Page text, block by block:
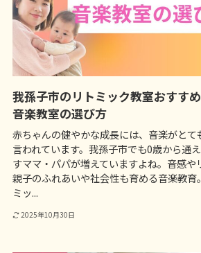
我孫子市のリトミック教室おすす
音楽教室の選び方
赤ちゃんの健やかな成長には、音楽がとて
言われています。我孫子市でも0歳から通
すママ・パパが増えていますよね。音感や
親子のふれあいや社会性も育める音楽教育
ミッ...
2025年10月30日